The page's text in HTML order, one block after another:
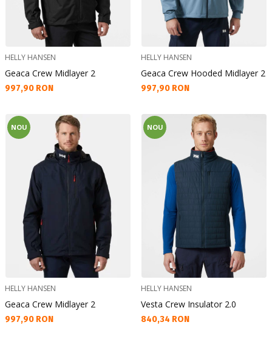
HELLY HANSEN
Geaca Crew Midlayer 2
Текуща цена:
997,90 RON
HELLY HANSEN
Geaca Crew Hooded Midlayer 2
Текуща цена:
997,90 RON
NOU
HELLY HANSEN
Geaca Crew Midlayer 2
Текуща цена:
997,90 RON
NOU
HELLY HANSEN
Vesta Crew Insulator 2.0
Текуща цена:
840,34 RON